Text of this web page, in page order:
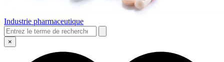
Industrie pharmaceutique
×